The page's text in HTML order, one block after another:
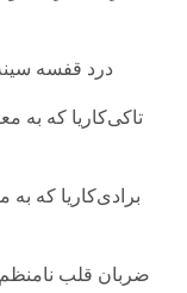
درد قفسه
برادی‌کاریا که
ضربان قلب